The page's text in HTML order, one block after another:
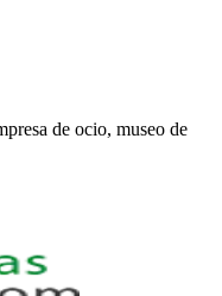
de ocio, museo de